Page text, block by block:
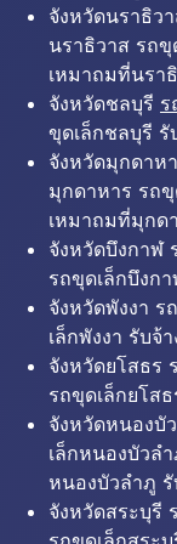
จังหวัดนราธิว
นราธิวาส รถขุ
เหมาถมที่นรา
จังหวัดชลบุรี ร
ขุดเล็กชลบุรี
จังหวัดมุกดาห
มุกดาหาร รถ
เหมาถมที่มุกด
จังหวัดบึงกาฬ
รถขุดเล็กบึงก
จังหวัดพังงา ร
เล็กพังงา รับจ้
จังหวัดยโสธร
รถขุดเล็กยโส
จังหวัดหนองบั
เล็กหนองบัวล
หนองบัวลำภู
จังหวัดสระบุรี